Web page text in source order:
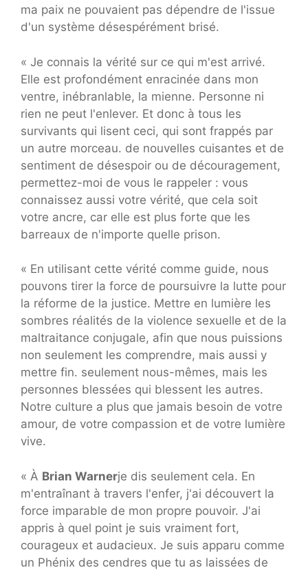
ma paix ne pouvaient pas dépendre de l'issue
d'un système désespérément brisé.
« Je connais la vérité sur ce qui m'est arrivé.
Elle est profondément enracinée dans mon
ventre, inébranlable, la mienne. Personne ni
rien ne peut l'enlever. Et donc à tous les
survivants qui lisent ceci, qui sont frappés par
un autre morceau. de nouvelles cuisantes et de
sentiment de désespoir ou de découragement,
permettez-moi de vous le rappeler : vous
connaissez aussi votre vérité, que cela soit
votre ancre, car elle est plus forte que les
barreaux de n'importe quelle prison.
« En utilisant cette vérité comme guide, nous
pouvons tirer la force de poursuivre la lutte pour
la réforme de la justice. Mettre en lumière les
sombres réalités de la violence sexuelle et de la
maltraitance conjugale, afin que nous puissions
non seulement les comprendre, mais aussi y
mettre fin. seulement nous-mêmes, mais les
personnes blessées qui blessent les autres.
Notre culture a plus que jamais besoin de votre
amour, de votre compassion et de votre lumière
vive.
« À Brian Warnerje dis seulement cela. En
m'entraînant à travers l'enfer, j'ai découvert la
force imparable de mon propre pouvoir. J'ai
appris à quel point je suis vraiment fort,
courageux et audacieux. Je suis apparu comme
un Phénix des cendres que tu as laissées de